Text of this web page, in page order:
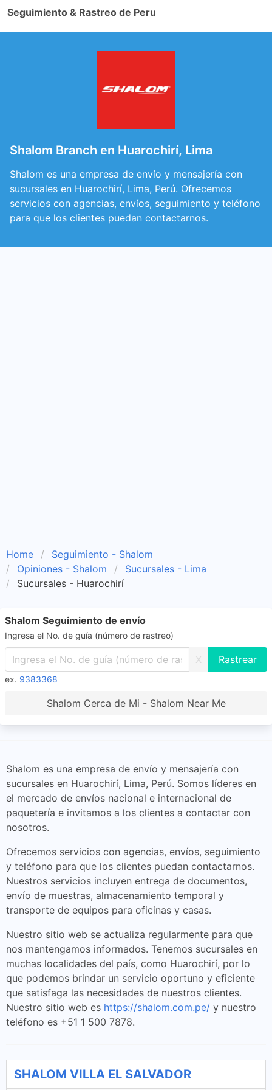
Seguimiento & Rastreo de Peru
Shalom Branch en Huarochirí, Lima
Shalom es una empresa de envío y mensajería con
sucursales en Huarochirí, Lima, Perú. Ofrecemos
servicios con agencias, envíos, seguimiento y teléfono
para que los clientes puedan contactarnos.
Home
Seguimiento - Shalom
Opiniones - Shalom
Sucursales - Lima
Sucursales - Huarochirí
Shalom Seguimiento de envío
Ingresa el No. de guía (número de rastreo)
X
ex. 9383368
Shalom Cerca de Mi - Shalom Near Me
Shalom es una empresa de envío y mensajería con
sucursales en Huarochirí, Lima, Perú. Somos líderes en
el mercado de envíos nacional e internacional de
paquetería e invitamos a los clientes a contactar con
nosotros.
Ofrecemos servicios con agencias, envíos, seguimiento
y teléfono para que los clientes puedan contactarnos.
Nuestros servicios incluyen entrega de documentos,
envío de muestras, almacenamiento temporal y
transporte de equipos para oficinas y casas.
Nuestro sitio web se actualiza regularmente para que
nos mantengamos informados. Tenemos sucursales en
muchas localidades del país, como Huarochirí, por lo
que podemos brindar un servicio oportuno y eficiente
que satisfaga las necesidades de nuestros clientes.
Nuestro sitio web es https://shalom.com.pe/ y nuestro
teléfono es +51 1 500 7878.
SHALOM VILLA EL SALVADOR